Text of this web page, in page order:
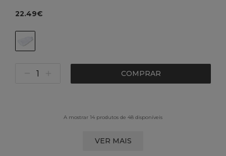
22.49€
COMPRAR
A mostrar 14 produtos de 48 disponíveis
VER MAIS